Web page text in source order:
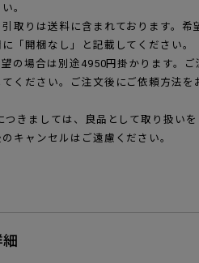
。
取りは送料に含まれております。希
「開梱なし」と記載してください。
の場合は別途4950円掛かります。ご
ください。ご注文後にご依頼方法を
きましては、良品として取り扱いを
キャンセルはご遠慮ください。